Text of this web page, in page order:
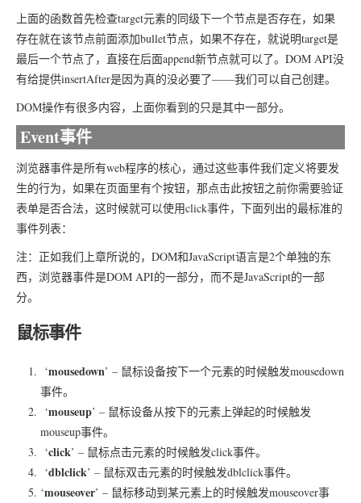
上面的函数首先检查target元素的同级下一个节点是否存在，如果
存在就在该节点前面添加bullet节点，如果不存在，就说明target是
最后一个节点了，直接在后面append新节点就可以了。DOM API没
有给提供insertAfter是因为真的没必要了——我们可以自己创建。
DOM操作有很多内容，上面你看到的只是其中一部分。
Event事件
浏览器事件是所有web程序的核心，通过这些事件我们定义将要发
生的行为，如果在页面里有个按钮，那点击此按钮之前你需要验证
表单是否合法，这时候就可以使用click事件，下面列出的最标准的
事件列表：
注：正如我们上章所说的，DOM和JavaScript语言是2个单独的东
西，浏览器事件是DOM API的一部分，而不是JavaScript的一部
分。
鼠标事件
‘mousedown’ – 鼠标设备按下一个元素的时候触发mousedown
事件。
‘mouseup’ – 鼠标设备从按下的元素上弹起的时候触发
mouseup事件。
‘click’ – 鼠标点击元素的时候触发click事件。
‘dblclick’ – 鼠标双击元素的时候触发dblclick事件。
‘mouseover’ – 鼠标移动到某元素上的时候触发mouseover事